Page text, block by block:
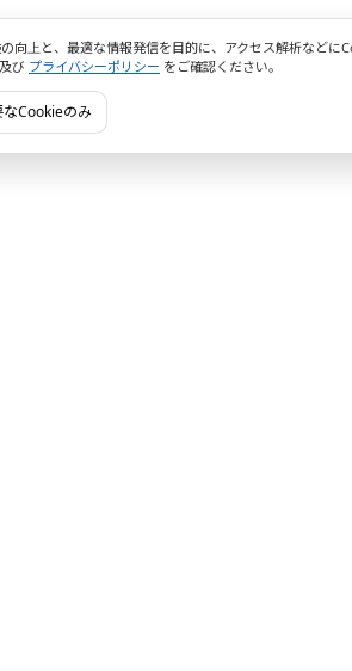
向上と、最適な情報発信を目的に、アクセス解析などに
及び プライバシーポリシー をご確認ください。
Cookieのみ